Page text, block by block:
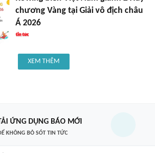
chương Vàng tại Giải vô địch châu
Á 2026
XEM THÊM
ỨNG DỤNG BÁO MỚI
KHÔNG BỎ SÓT TIN TỨC